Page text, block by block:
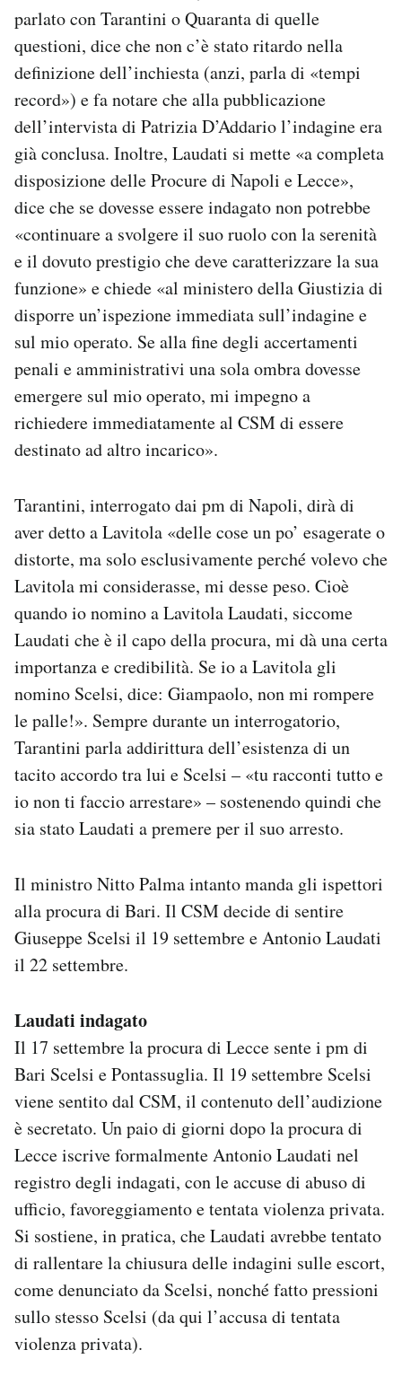
parlato con Tarantini o Quaranta di quelle
questioni, dice che non c’è stato ritardo nella
definizione dell’inchiesta (anzi, parla di «tempi
record») e fa notare che alla pubblicazione
dell’intervista di Patrizia D’Addario l’indagine era
già conclusa. Inoltre, Laudati si mette «a completa
disposizione delle Procure di Napoli e Lecce»,
dice che se dovesse essere indagato non potrebbe
«continuare a svolgere il suo ruolo con la serenità
e il dovuto prestigio che deve caratterizzare la sua
funzione» e chiede «al ministero della Giustizia di
disporre un’ispezione immediata sull’indagine e
sul mio operato. Se alla fine degli accertamenti
penali e amministrativi una sola ombra dovesse
emergere sul mio operato, mi impegno a
richiedere immediatamente al CSM di essere
destinato ad altro incarico».
Tarantini, interrogato dai pm di Napoli, dirà di
aver detto a Lavitola «delle cose un po’ esagerate o
distorte, ma solo esclusivamente perché volevo che
Lavitola mi considerasse, mi desse peso. Cioè
quando io nomino a Lavitola Laudati, siccome
Laudati che è il capo della procura, mi dà una certa
importanza e credibilità. Se io a Lavitola gli
nomino Scelsi, dice: Giampaolo, non mi rompere
le palle!». Sempre durante un interrogatorio,
Tarantini parla addirittura dell’esistenza di un
tacito accordo tra lui e Scelsi – «tu racconti tutto e
io non ti faccio arrestare» – sostenendo quindi che
sia stato Laudati a premere per il suo arresto.
Il ministro Nitto Palma intanto manda gli ispettori
alla procura di Bari. Il CSM decide di sentire
Giuseppe Scelsi il 19 settembre e Antonio Laudati
il 22 settembre.
Laudati indagato
Il 17 settembre la procura di Lecce sente i pm di
Bari Scelsi e Pontassuglia. Il 19 settembre Scelsi
viene sentito dal CSM, il contenuto dell’audizione
è secretato. Un paio di giorni dopo la procura di
Lecce iscrive formalmente Antonio Laudati nel
registro degli indagati, con le accuse di abuso di
ufficio, favoreggiamento e tentata violenza privata.
Si sostiene, in pratica, che Laudati avrebbe tentato
di rallentare la chiusura delle indagini sulle escort,
come denunciato da Scelsi, nonché fatto pressioni
sullo stesso Scelsi (da qui l’accusa di tentata
violenza privata).